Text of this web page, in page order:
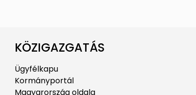
KÖZIGAZGATÁS
Ügyfélkapu
Kormányportál
Magyarország oldala